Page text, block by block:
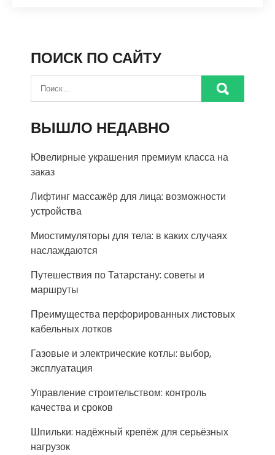
ПОИСК ПО САЙТУ
ВЫШЛО НЕДАВНО
Ювелирные украшения премиум класса на
заказ
Лифтинг массажёр для лица: возможности
устройства
Миостимуляторы для тела: в каких случаях
наслаждаются
Путешествия по Татарстану: советы и
маршруты
Преимущества перфорированных листовых
кабельных лотков
Газовые и электрические котлы: выбор,
эксплуатация
Управление строительством: контроль
качества и сроков
Шпильки: надёжный крепёж для серьёзных
нагрузок